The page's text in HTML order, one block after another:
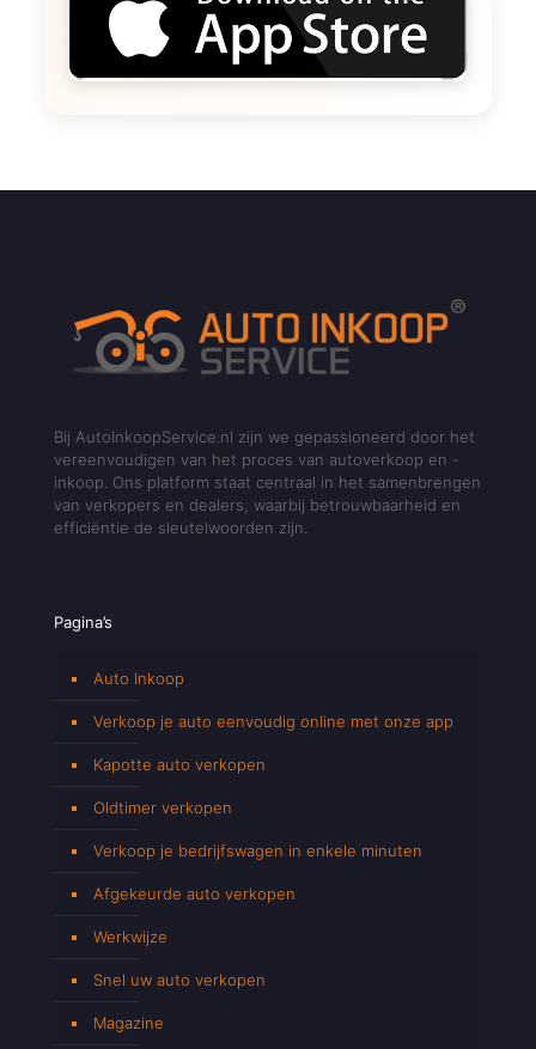
Bij AutoInkoopService.nl zijn we gepassioneerd door het
vereenvoudigen van het proces van autoverkoop en -
inkoop. Ons platform staat centraal in het samenbrengen
van verkopers en dealers, waarbij betrouwbaarheid en
efficiëntie de sleutelwoorden zijn.
Pagina’s
Auto Inkoop
Verkoop je auto eenvoudig online met onze app
Kapotte auto verkopen
Oldtimer verkopen
Verkoop je bedrijfswagen in enkele minuten
Afgekeurde auto verkopen
Werkwijze
Snel uw auto verkopen
Magazine